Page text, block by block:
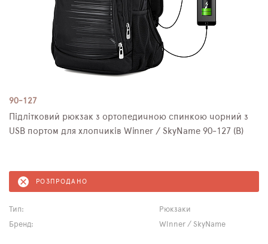
90-127
Підлітковий рюкзак з ортопедичною спинкою чорний з
USB портом для хлопчиків Winner / SkyName 90-127 (B)
РОЗПРОДАНО
Тип:
Рюкзаки
Бренд:
Winner / SkyName